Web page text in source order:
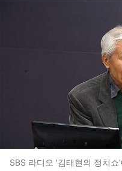
SBS 라디오 '김태현의 정치